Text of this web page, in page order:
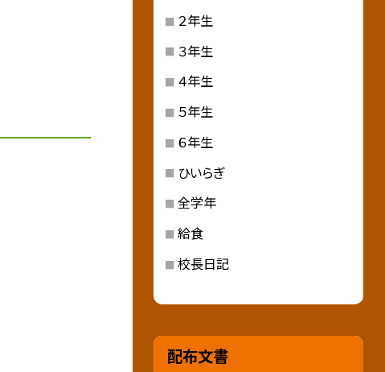
２年生
３年生
４年生
５年生
６年生
ひいらぎ
全学年
給食
校長日記
配布文書